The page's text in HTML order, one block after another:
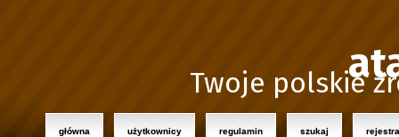
Twoje polskie
główna użytkownicy regulamin szukaj